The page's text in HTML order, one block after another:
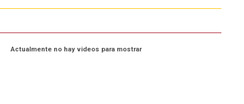
Actualmente no hay videos para mostrar